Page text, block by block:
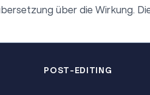
über die Wirkung.
POST-EDITING